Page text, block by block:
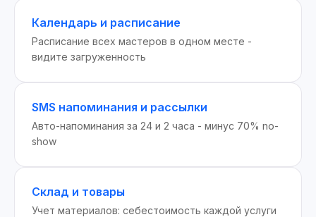
Календарь и расписание
Расписание всех мастеров в одном месте -
видите загруженность
SMS напоминания и рассылки
Авто-напоминания за 24 и 2 часа - минус 70% no-
show
Склад и товары
Учет материалов: себестоимость каждой услуги